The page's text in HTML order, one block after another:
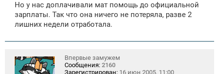
Но у нас доплачивали мат помощь до официальной
зарплаты. Так что она ничего не потеряла, разве 2
лишних недели отработала.
Впервые замужем
Сообщения: 2160
Зарегистрирован: 16 июн 2005, 11:00